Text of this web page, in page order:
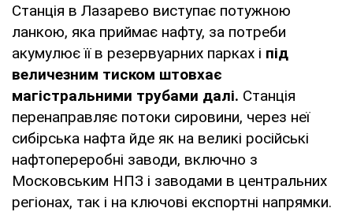
Станція в Лазарево виступає потужною
ланкою, яка приймає нафту, за потреби
акумулює її в резервуарних парках і під
величезним тиском штовхає
магістральними трубами далі. Станція
перенаправляє потоки сировини, через неї
сибірська нафта йде як на великі російські
нафтопереробні заводи, включно з
Московським НПЗ і заводами в центральних
регіонах, так і на ключові експортні напрямки.